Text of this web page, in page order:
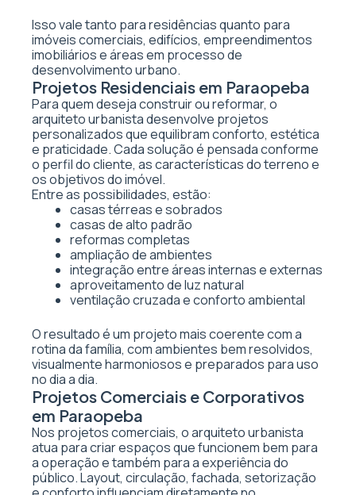
Isso vale tanto para residências quanto para
imóveis comerciais, edifícios, empreendimentos
imobiliários e áreas em processo de
desenvolvimento urbano.
Projetos Residenciais em Paraopeba
Para quem deseja construir ou reformar, o
arquiteto urbanista desenvolve projetos
personalizados que equilibram conforto, estética
e praticidade. Cada solução é pensada conforme
o perfil do cliente, as características do terreno e
os objetivos do imóvel.
Entre as possibilidades, estão:
casas térreas e sobrados
casas de alto padrão
reformas completas
ampliação de ambientes
integração entre áreas internas e externas
aproveitamento de luz natural
ventilação cruzada e conforto ambiental
O resultado é um projeto mais coerente com a
rotina da família, com ambientes bem resolvidos,
visualmente harmoniosos e preparados para uso
no dia a dia.
Projetos Comerciais e Corporativos
em Paraopeba
Nos projetos comerciais, o arquiteto urbanista
atua para criar espaços que funcionem bem para
a operação e também para a experiência do
público. Layout, circulação, fachada, setorização